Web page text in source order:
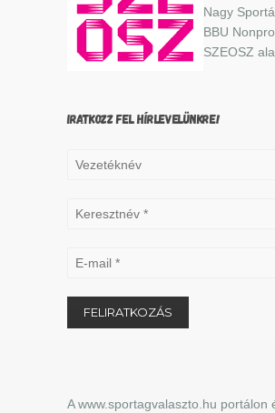
Nagy
BBU
SZEOSZ
IRATKOZZ FEL HÍRLEVELÜNKRE!
A www.sportagvalaszto.hu portálon